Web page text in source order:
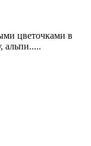
цветочками в
альпи.....